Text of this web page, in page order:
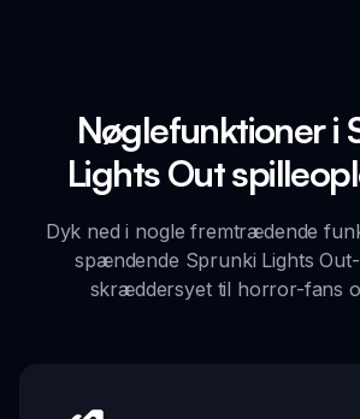
Nøglefunktioner i
Lights Out
Dyk ned i nogle fremtrædende
spændende Sprunki Lights
skræddersyet til horror-fans